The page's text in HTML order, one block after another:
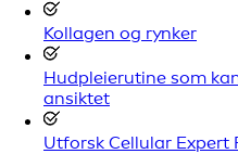
Kollagen og rynker
Hudpleierutine som
ansiktet
Utforsk Cellular Expert